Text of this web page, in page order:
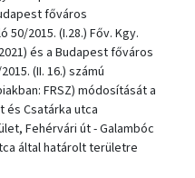
főváros
2015. (I.28.) Főv. Kgy.
és a Budapest főváros
(II. 16.) számú
FRSZ) módosítását a
és Csatárka utca
Fehérvári út - Galambóc
által határolt területre